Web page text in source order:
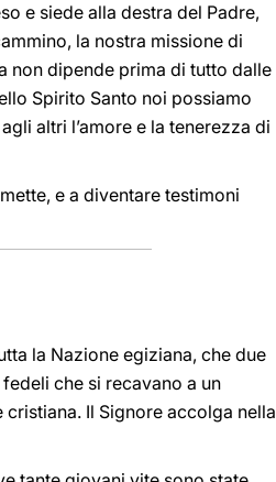
e siede alla destra del Padre,
la nostra missione di
non dipende prima di tutto dalle
Spirito Santo noi possiamo
altri l’amore e la tenerezza di
e a diventare testimoni
la Nazione egiziana, che due
che si recavano a un
Il Signore accolga nella